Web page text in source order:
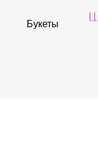
Букеты